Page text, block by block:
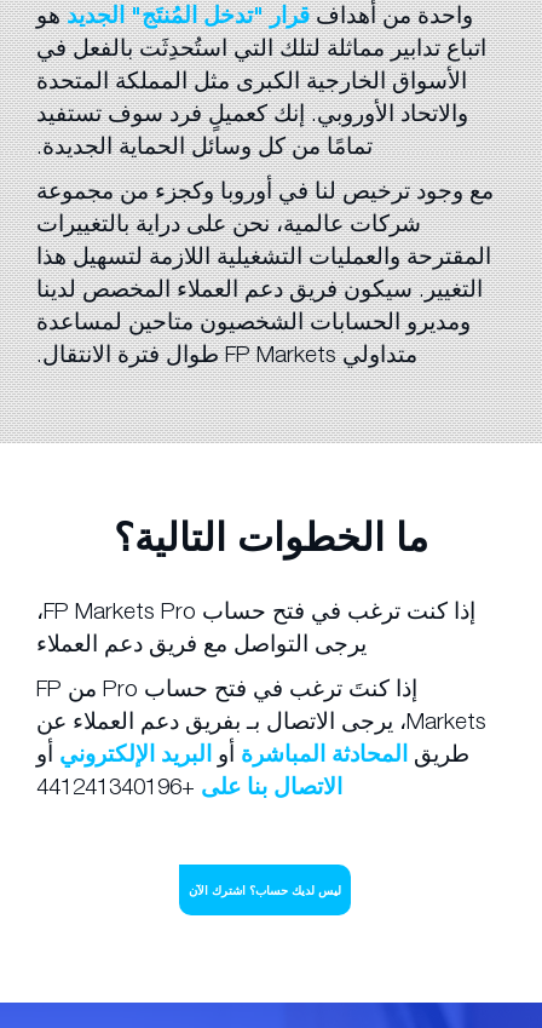
واحدة من أهدافقرار "تدخل المُنتَج" الجديدهو
اتباع تدابير مماثلة لتلك التي استُحدِثَت بالفعل في
الأسواق الخارجية الكبرى مثل المملكة المتحدة
والاتحاد الأوروبي. إنك كعميلٍ فرد سوف تستفيد
تمامًا من كل وسائل الحماية الجديدة.
مع وجود ترخيص لنا في أوروبا وكجزء من مجموعة
شركات عالمية، نحن على دراية بالتغييرات
المقترحة والعمليات التشغيلية اللازمة لتسهيل هذا
التغيير. سيكون فريق دعم العملاء المخصص لدينا
ومديرو الحسابات الشخصيون متاحين لمساعدة
متداولي FP Markets طوال فترة الانتقال.
ما الخطوات التالية؟
إذا كنت ترغب في فتح حساب FP Markets Pro،
يرجى التواصل مع فريق دعم العملاء
إذا كنتَ ترغب في فتح حساب Pro من FP
Markets، يرجى الاتصال بـ بفريق دعم العملاء عن
طريق المحادثة المباشرة ​أو البريد الإلكتروني أو
الاتصال بنا على +441241340196
ليس لديك حساب؟ اشترك الآن